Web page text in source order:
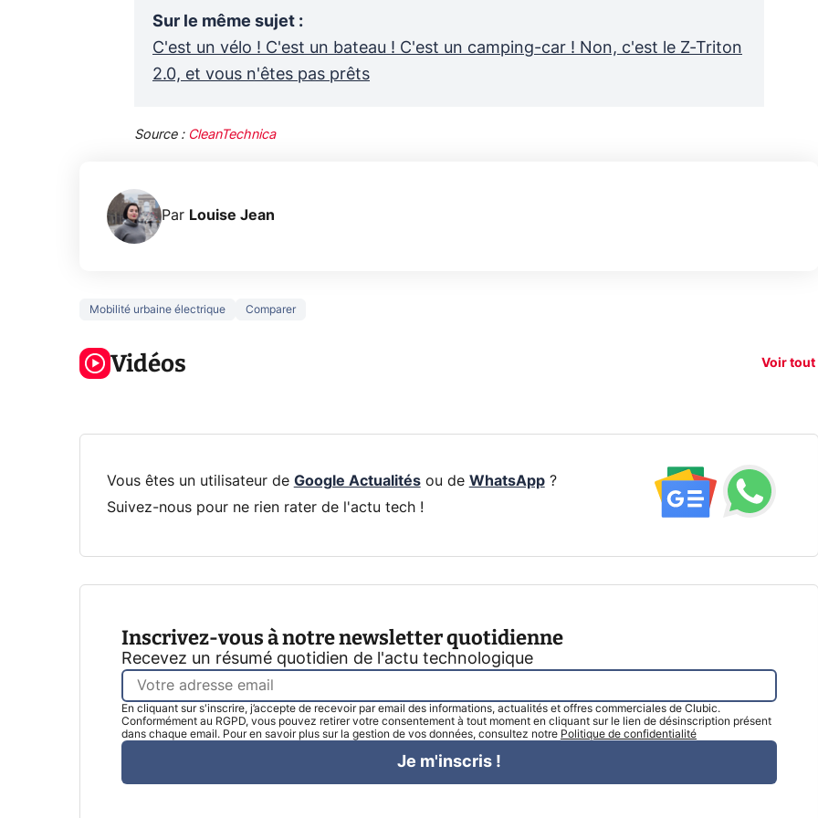
Sur le même sujet :
C'est un vélo ! C'est un bateau ! C'est un camping-car ! Non, c'est le Z-Triton
2.0, et vous n'êtes pas prêts
Source : CleanTechnica
Par Louise Jean
Mobilité urbaine électrique Comparer
Vidéos Voir tout
la prochaine
Xbox !
Ce que vous
Vous êtes un utilisateur de Google Actualitésou de WhatsApp?
Suivez-nous pour ne rien rater de l'actu tech !
Inscrivez-vous à notre newsletter quotidienne
Recevez un résumé quotidien de l'actu technologique
En cliquant sur s'inscrire, j’accepte de recevoir par email des informations, actualités et offres commerciales de Clubic.
Conformément au RGPD, vous pouvez retirer votre consentement à tout moment en cliquant sur le lien de désinscription présent
dans chaque email. Pour en savoir plus sur la gestion de vos données, consultez notre Politique de confidentialité
Je m'inscris !